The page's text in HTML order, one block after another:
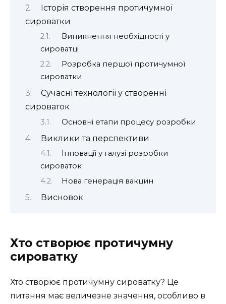
Історія створення протичумної
сироватки
Виникнення необхідності у
сироватці
Розробка першої протичумної
сироватки
Сучасні технології у створенні
сироваток
Основні етапи процесу розробки
Виклики та перспективи
Інновації у галузі розробки
сироваток
Нова генерація вакцин
Висновок
Хто створює протичумну
сироватку
Хто створює протичумну сироватку? Це
питання має величезне значення, особливо в